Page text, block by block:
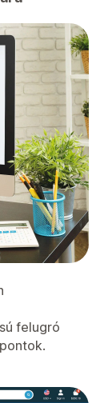
felugró